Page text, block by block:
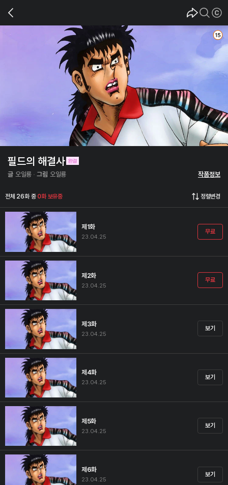
필드의 해결사
글 오일룡 그림 오일룡 작품정보
전체 26화 중 0화 보유중 정렬변경
제1화
23.04.25
무료
제2화
23.04.25
무료
제3화
23.04.25
보기
제4화
23.04.25
보기
제5화
23.04.25
보기
제6화
23.04.25
보기